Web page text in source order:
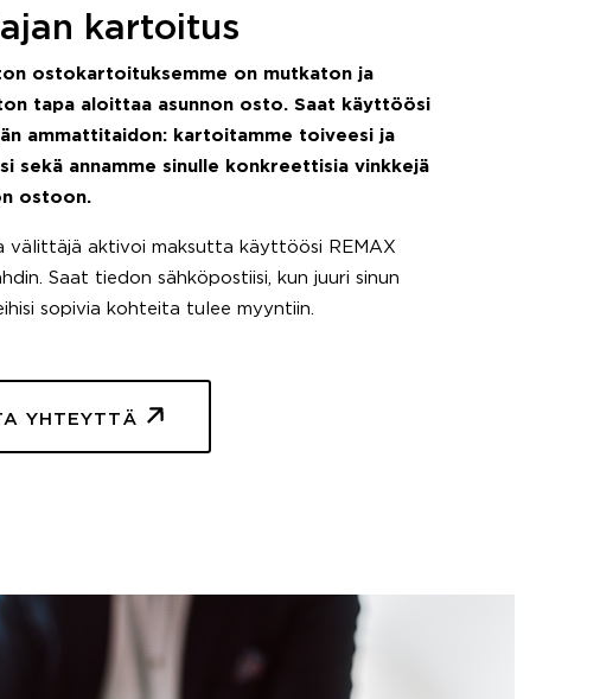
kartoitus
ostokartoituksemme on mutkaton ja
tapa aloittaa asunnon osto. Saat käyttöösi
ammattitaidon: kartoitamme toiveesi ja
sekä annamme sinulle konkreettisia vinkkejä
ostoon.
välittäjä aktivoi maksutta käyttöösi REMAX
Saat tiedon sähköpostiisi, kun juuri sinun
sopivia kohteita tulee myyntiin.
YHTEYTTÄ